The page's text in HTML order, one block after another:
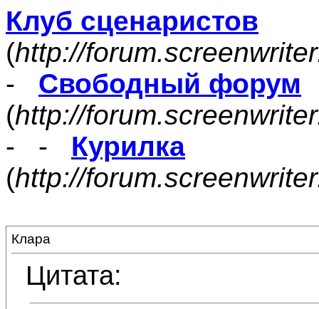
Клуб сценаристов
(http://
- Свободный форум
(http://
- - Курилка
(http://
Клара
Цитата: